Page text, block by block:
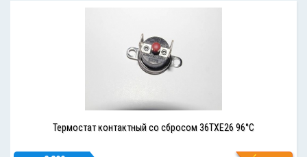
Термостат контактный со сбросом 36TXE26 96°C